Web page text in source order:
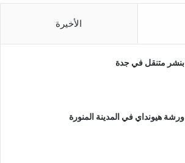
الأخيرة
بنشر متنقل في جدة
ورشة هيونداي في المدينة المنورة